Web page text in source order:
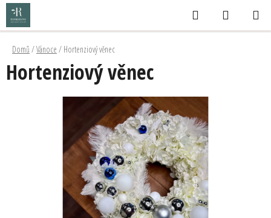
Přejít
obsah
Hledat
NÁKUPNÍ
KOŠÍK
Domů /Vánoce / Hortenziový věnec
Hortenziový věnec